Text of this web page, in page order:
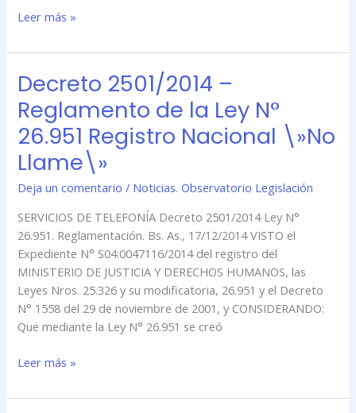
Leer más »
Decreto 2501/2014 –
Reglamento de la Ley N°
26.951 Registro Nacional \»No
Llame\»
Deja un comentario / Noticias. Observatorio Legislación
SERVICIOS DE TELEFONÍA Decreto 2501/2014 Ley N°
26.951. Reglamentación. Bs. As., 17/12/2014 VISTO el
Expediente N° S04:0047116/2014 del registro del
MINISTERIO DE JUSTICIA Y DERECHOS HUMANOS, las
Leyes Nros. 25.326 y su modificatoria, 26.951 y el Decreto
N° 1558 del 29 de noviembre de 2001, y CONSIDERANDO:
Que mediante la Ley N° 26.951 se creó
Decreto
–
Reglamento
de
la
Ley
26.951
Registro
Nacional
\»No
Llame\»
Leer más »